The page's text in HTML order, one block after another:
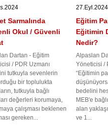
Sarmalında
Okul / Güvenli
Dartan - Eğitim
/ PDR Uzmanı
tutkuyla sevenlerin
bir toplulukta
tutkuyla bağlı
değerleri korumaya,
çalışması beklenen
gereken...
27.Eyl.2024
Eğitim
Eğitimin
Nedir?
Alpaslan
Yöneticisi /
“Eğitimin
bedelini
MEB'e
alan
ve 1...